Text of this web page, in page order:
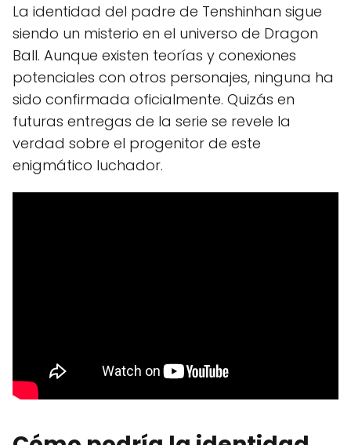
La identidad del padre de Tenshinhan sigue
siendo un misterio en el universo de Dragon
Ball. Aunque existen teorías y conexiones
potenciales con otros personajes, ninguna ha
sido confirmada oficialmente. Quizás en
futuras entregas de la serie se revele la
verdad sobre el progenitor de este
enigmático luchador.